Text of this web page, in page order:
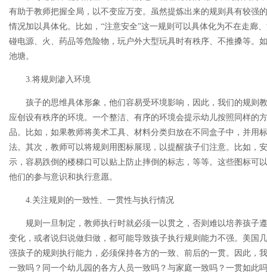
有助于教师把握全局，以不变应万变。虽然提炼出来的规则具有较强
情况加以具体化。比如，“注意安全”这一规则可以具体化为不在走廊
碰电源、火、药品等危险物，玩户外大型玩具时有秩序、不推搡等。
池塘。
3.将规则渗入环境
孩子的思维具体形象，他们容易受环境影响，因此，我们的规则
应创设有秩序的环境。一个整洁、有序的环境会提示幼儿按照同样的
品。比如，如果教师将美术工具、材料分类归放在不同盒子中，并用
法。其次，教师可以将规则用图标展现，以提醒孩子们注意。比如，
示，容易跌倒的楼梯口可以贴上防止摔倒的标志，等等。这些图标可
他们的参与意识和执行意愿。
4.关注规则的一致性、一贯性与执行情况
规则一旦制定，教师执行时就必须一以贯之，否则难以培养孩子
变化，或者说归说做归做，都可能导致孩子执行规则能力不强。美国
强孩子的规则执行能力，必须保持各方的一致、前后的一贯。因此，
一致吗？同一个幼儿园的各方人员一致吗？与家庭一致吗？一贯如此